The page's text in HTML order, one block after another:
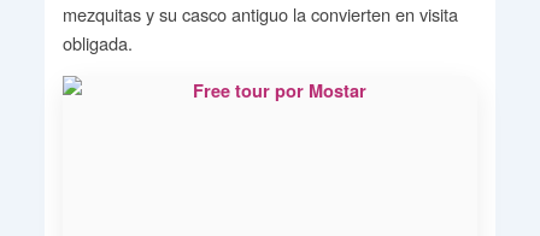
mezquitas y su casco antiguo la convierten en visita
obligada.